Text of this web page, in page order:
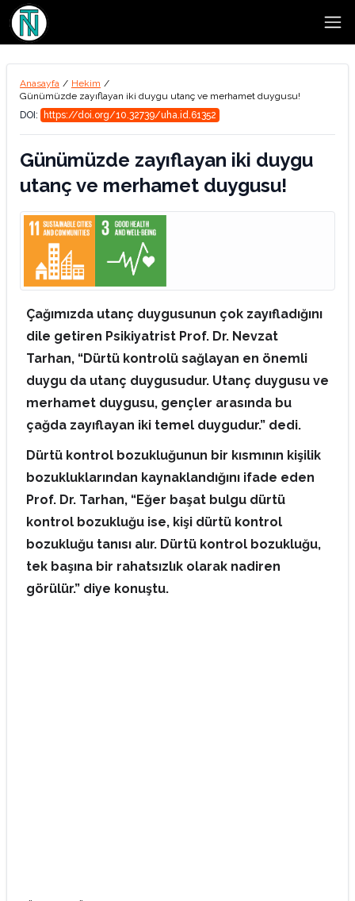
Anasayfa / Hekim /
Günümüzde zayıflayan iki duygu utanç ve merhamet duygusu!
DOI:
https://doi.org/10.32739/uha.id.61352
Günümüzde zayıflayan iki duygu
utanç ve merhamet duygusu!
Çağımızda utanç duygusunun çok zayıfladığını
dile getiren Psikiyatrist Prof. Dr. Nevzat
Tarhan, “Dürtü kontrolü sağlayan en önemli
duygu da utanç duygusudur. Utanç duygusu ve
merhamet duygusu, gençler arasında bu
çağda zayıflayan iki temel duygudur.” dedi.
Dürtü kontrol bozukluğunun bir kısmının kişilik
bozukluklarından kaynaklandığını ifade eden
Prof. Dr. Tarhan, “Eğer başat bulgu dürtü
kontrol bozukluğu ise, kişi dürtü kontrol
bozukluğu tanısı alır. Dürtü kontrol bozukluğu,
tek başına bir rahatsızlık olarak nadiren
görülür.” diye konuştu.